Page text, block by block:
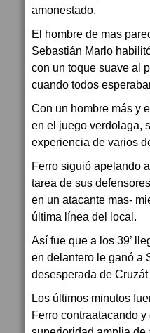
amonestado.
El hombre de mas
Sebastián Marlo
con un toque suave al
cuando todos
Con un hombre más y
en el juego verdolaga,
experiencia de varios
Ferro siguió apelando
tarea de sus
en un atacante mas-
última línea del local.
Así fue que a los 39’
en delantero le ganó a
desesperada de
Los últimos minutos
Ferro contraatacando